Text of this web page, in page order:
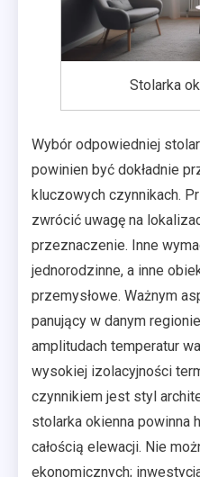
Stolarka
Wybór odpowiedniej
powinien być dokładnie
kluczowych czynnikach.
zwrócić uwagę na
przeznaczenie. Inne
jednorodzinne, a inne
przemysłowe. Ważnym
panujący w danym
amplitudach temperatur
wysokiej izolacyjności
czynnikiem jest styl
stolarka okienna powinna
całością elewacji. Nie
ekonomicznych;